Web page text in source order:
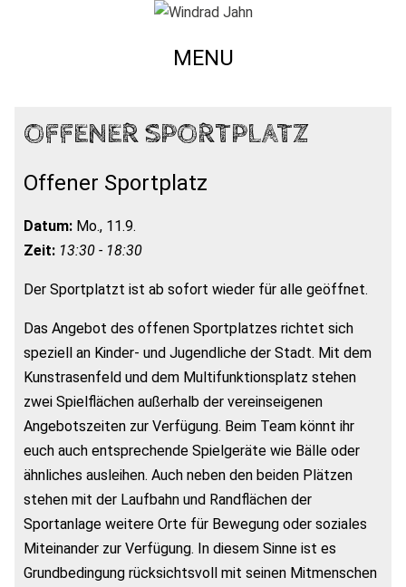
MENU
OFFENER SPORTPLATZ
Offener Sportplatz
Datum: Mo., 11.9.
Zeit: 13:30 - 18:30
Der Sportplatzt ist ab sofort wieder für alle geöffnet.
Das Angebot des offenen Sportplatzes richtet sich
speziell an Kinder- und Jugendliche der Stadt. Mit dem
Kunstrasenfeld und dem Multifunktionsplatz stehen
zwei Spielflächen außerhalb der vereinseigenen
Angebotszeiten zur Verfügung. Beim Team könnt ihr
euch auch entsprechende Spielgeräte wie Bälle oder
ähnliches ausleihen. Auch neben den beiden Plätzen
stehen mit der Laufbahn und Randflächen der
Sportanlage weitere Orte für Bewegung oder soziales
Miteinander zur Verfügung. In diesem Sinne ist es
Grundbedingung rücksichtsvoll mit seinen Mitmenschen